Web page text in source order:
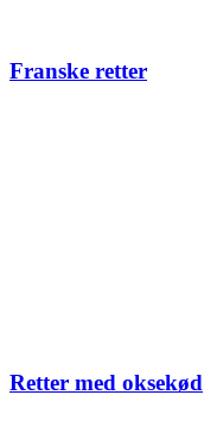
Franske retter
Retter med oksekød